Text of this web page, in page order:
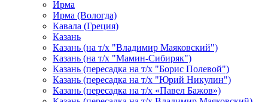
Ирма
Ирма (Вологда)
Кавала (Греция)
Казань
Казань (на т/х "Владимир Маяковский")
Казань (на т/х "Мамин-Сибиряк")
Казань (пересадка на т/х "Борис Полевой")
Казань (пересадка на т/х "Юрий Никулин")
Казань (пересадка на т/х «Павел Бажов»)